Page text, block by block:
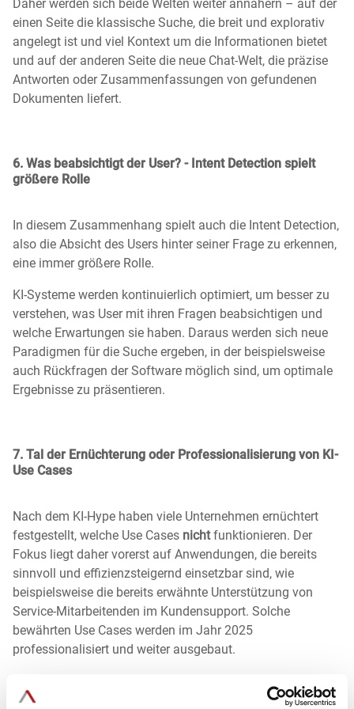
Daher werden sich beide Welten weiter annähern – auf der
einen Seite die klassische Suche, die breit und explorativ
angelegt ist und viel Kontext um die Informationen bietet
und auf der anderen Seite die neue Chat-Welt, die präzise
Antworten oder Zusammenfassungen von gefundenen
Dokumenten liefert.
6. Was beabsichtigt der User? - Intent Detection spielt
größere Rolle
In diesem Zusammenhang spielt auch die Intent Detection,
also die Absicht des Users hinter seiner Frage zu erkennen,
eine immer größere Rolle.
KI-Systeme werden kontinuierlich optimiert, um besser zu
verstehen, was User mit ihren Fragen beabsichtigen und
welche Erwartungen sie haben. Daraus werden sich neue
Paradigmen für die Suche ergeben, in der beispielsweise
auch Rückfragen der Software möglich sind, um optimale
Ergebnisse zu präsentieren.
7. Tal der Ernüchterung oder Professionalisierung von KI-
Use Cases
Nach dem KI-Hype haben viele Unternehmen ernüchtert
festgestellt, welche Use Cases nichtfunktionieren. Der
Fokus liegt daher vorerst auf Anwendungen, die bereits
sinnvoll und effizienzsteigernd einsetzbar sind, wie
beispielsweise die bereits erwähnte Unterstützung von
Service-Mitarbeitenden im Kundensupport. Solche
bewährten Use Cases werden im Jahr 2025
professionalisiert und weiter ausgebaut.
funktionieren, werden Unternehmen in der Praxis davon